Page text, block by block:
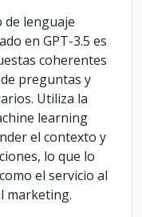
de lenguaje
en GPT-3.5 es
coherentes
preguntas y
Utiliza la
learning
el contexto y
lo que lo
el servicio al
marketing.